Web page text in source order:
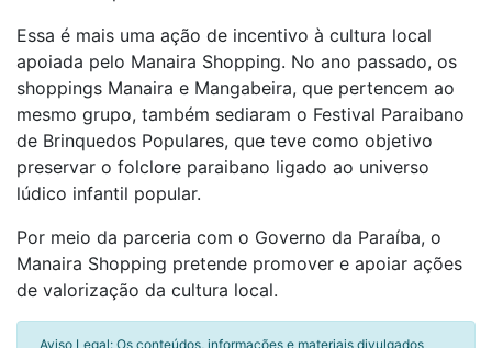
Essa é mais uma ação de incentivo à cultura local
apoiada pelo Manaira Shopping. No ano passado, os
shoppings Manaira e Mangabeira, que pertencem ao
mesmo grupo, também sediaram o Festival Paraibano
de Brinquedos Populares, que teve como objetivo
preservar o folclore paraibano ligado ao universo
lúdico infantil popular.
Por meio da parceria com o Governo da Paraíba, o
Manaira Shopping pretende promover e apoiar ações
de valorização da cultura local.
Aviso Legal: Os conteúdos, informações e materiais divulgados